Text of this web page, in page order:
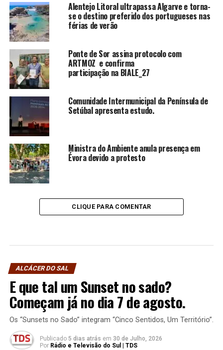
Alentejo Litoral ultrapassa Algarve e torna-
se o destino preferido dos portugueses nas
férias de verão
Ponte de Sor assina protocolo com
ARTMOZ e confirma
participação na BIALE_27
Comunidade Intermunicipal da Península de
Setúbal apresenta estudo.
Ministra do Ambiente anula presença em
Évora devido a protesto
CLIQUE PARA COMENTAR
ALCÁCER DO SAL
E que tal um Sunset no sado?
Começam já no dia 7 de agosto.
Os “Sunsets no Sado” integram “Cinco Sentidos, Um Território”.
Publicado 5 dias atrás em 30 de Julho, 2026
Por Rádio e Televisão do Sul | TDS